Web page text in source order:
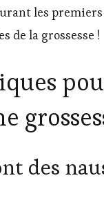
les
de la grossesse !
des